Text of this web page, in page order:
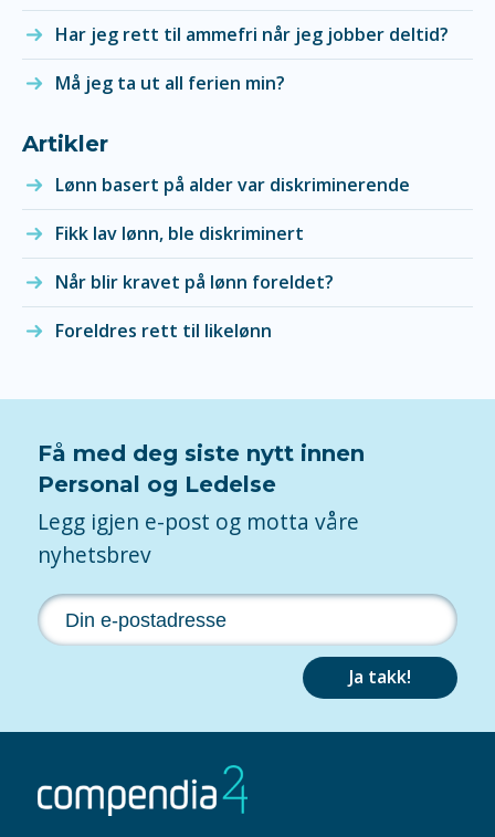
Har jeg rett til ammefri når jeg jobber deltid?
Må jeg ta ut all ferien min?
Artikler
Lønn basert på alder var diskriminerende
Fikk lav lønn, ble diskriminert
Når blir kravet på lønn foreldet?
Foreldres rett til likelønn
Få med deg siste nytt innen
Personal og Ledelse
Legg igjen e-post og motta våre
nyhetsbrev
Ja takk!